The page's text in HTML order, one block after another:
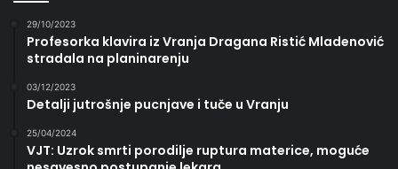
29/10/2023
Profesorka klavira iz Vranja Dragana Ristić Mladenović
stradala na planinarenju
03/12/2023
Detalji jutrošnje pucnjave i tuče u Vranju
25/04/2024
VJT: Uzrok smrti porodilje ruptura materice, moguće